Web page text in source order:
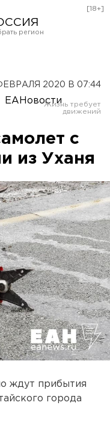
[18+]
2020 В 07:44
ЕАНовости
с
из Уханя
ждут прибытия
города